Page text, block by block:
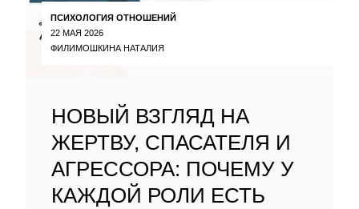
ПСИХОЛОГИЯ ОТНОШЕНИЙ
22 МАЯ 2026
ФИЛИМОШКИНА НАТАЛИЯ
НОВЫЙ ВЗГЛЯД НА
ЖЕРТВУ, СПАСАТЕЛЯ И
АГРЕССОРА: ПОЧЕМУ У
КАЖДОЙ РОЛИ ЕСТЬ